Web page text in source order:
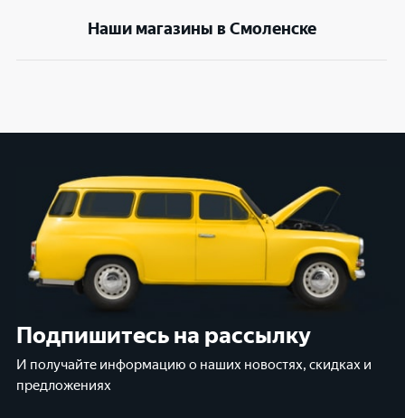
Наши магазины в Смоленске
Подпишитесь на рассылку
И получайте информацию о наших новостях, скидках и
предложениях